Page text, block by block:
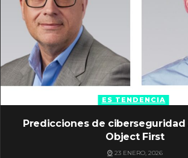
ES TENDENCIA
Predicciones de ciberseguridad
Object First
23 ENERO, 2026